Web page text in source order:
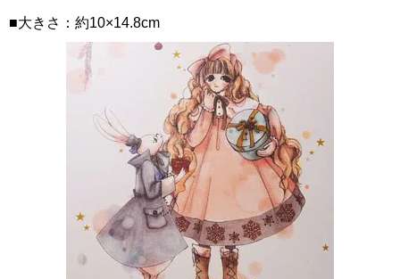
■大きさ：約10×14.8cm